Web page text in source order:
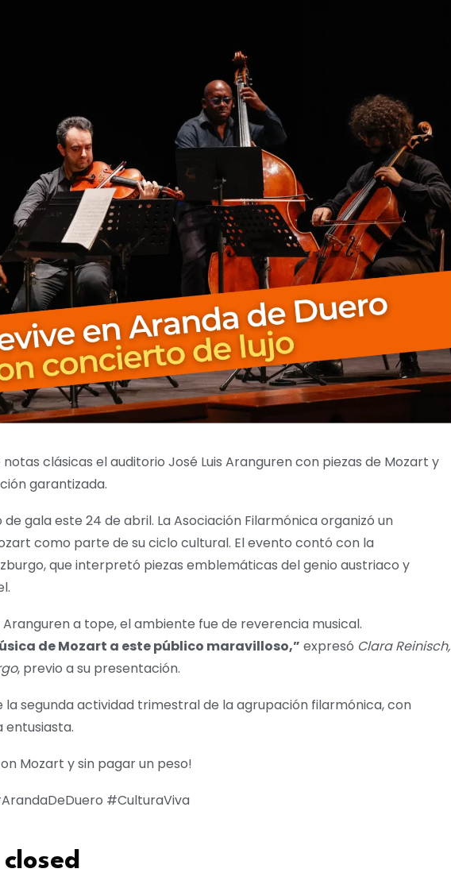
notas clásicas el auditorio José Luis Aranguren con piezas de Mozart y
garantizada.
gala este 24 de abril. La Asociación Filarmónica organizó un
como parte de su ciclo cultural. El evento contó con la
que interpretó piezas emblemáticas del genio austriaco y
Aranguren a tope, el ambiente fue de reverencia musical.
de Mozart a este público maravilloso,” expresó Clara Reinisch,
, previo a su presentación.
segunda actividad trimestral de la agrupación filarmónica, con
entusiasta.
Mozart y sin pagar un peso!
#CulturaViva